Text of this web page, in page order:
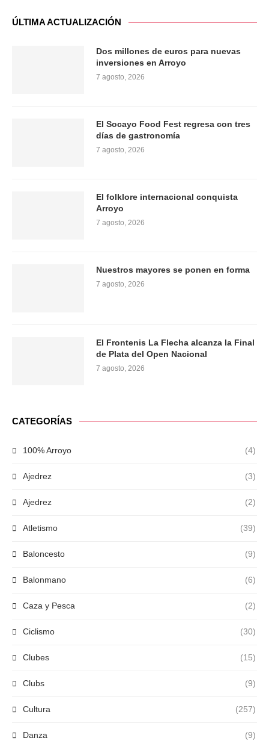
ÚLTIMA ACTUALIZACIÓN
Dos millones de euros para nuevas
inversiones en Arroyo
7 agosto, 2026
El Socayo Food Fest regresa con tres
días de gastronomía
7 agosto, 2026
El folklore internacional conquista
Arroyo
7 agosto, 2026
Nuestros mayores se ponen en forma
7 agosto, 2026
El Frontenis La Flecha alcanza la Final
de Plata del Open Nacional
7 agosto, 2026
CATEGORÍAS
100% Arroyo (4)
Ajedrez (3)
Ajedrez (2)
Atletismo (39)
Baloncesto (9)
Balonmano (6)
Caza y Pesca (2)
Ciclismo (30)
Clubes (15)
Clubs (9)
Cultura (257)
Danza (9)